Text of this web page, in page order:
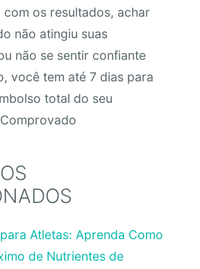
os resultados, achar
não atingiu suas
não se sentir confiante
você tem até 7 dias para
total do seu
Atletas: Aprenda Como
de Nutrientes de